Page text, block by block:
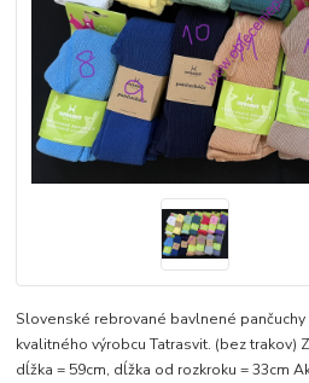
Slovenské rebrované bavlnené
kvalitného výrobcu Tatrasvit. (bez trakov)
dĺžka = 59cm, dĺžka od rozkroku = 33cm